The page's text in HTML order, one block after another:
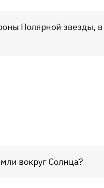
Полярной звезды,
вокруг Солнца?